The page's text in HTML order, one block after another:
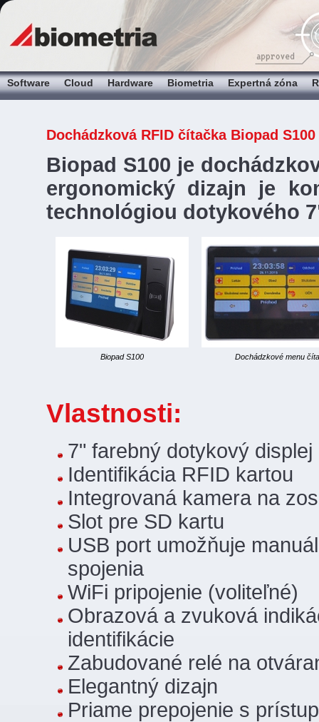
Software Cloud Hardware Biometria Expertná zóna
Dochádzková RFID čítačka Biopad S100
Biopad S100 je
ergonomický dizajn je
technológiou dotykového
Biopad S100 Dochádzkové menu
Vlastnosti:
7" farebný dotykový displej
Identifikácia RFID kartou
Integrovaná kamera na
Slot pre SD kartu
USB port umožňuje
spojenia
WiFi pripojenie (voliteľné)
Obrazová a zvuková
identifikácie
Zabudované relé na
Elegantný dizajn
Priame prepojenie s